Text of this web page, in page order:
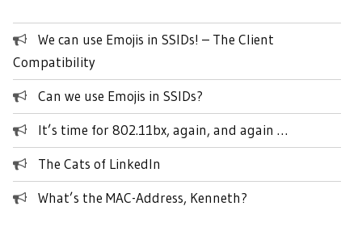
We can use Emojis in SSIDs! – The Client
Compatibility
Can we use Emojis in SSIDs?
It’s time for 802.11bx, again, and again …
The Cats of LinkedIn
What’s the MAC-Address, Kenneth?